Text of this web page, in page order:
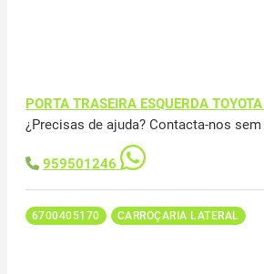
PORTA TRASEIRA ESQUERDA
¿Precisas de ajuda? Contacta-nos
959501246
6700405170 CARROÇARIA LATERAL